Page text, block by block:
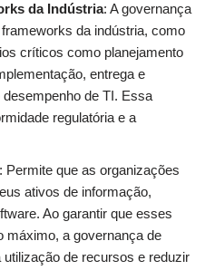
da Indústria: A governança
da indústria, como
críticos como planejamento
entrega e
de TI. Essa
regulatória e a
: Permite que as organizações
ativos de informação,
Ao garantir que esses
máximo, a governança de
de recursos e reduzir